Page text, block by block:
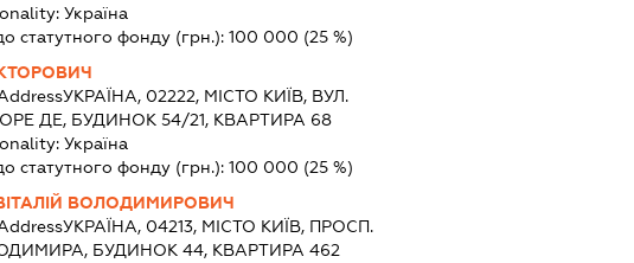
Україна
статутного фонду (грн.): 100 000 (25 %)
УКРАЇНА, 02222, МІСТО КИЇВ, ВУЛ.
ДЕ, БУДИНОК 54/21, КВАРТИРА 68
Україна
статутного фонду (грн.): 100 000 (25 %)
ВОЛОДИМИРОВИЧ
УКРАЇНА, 04213, МІСТО КИЇВ, ПРОСП.
БУДИНОК 44, КВАРТИРА 462